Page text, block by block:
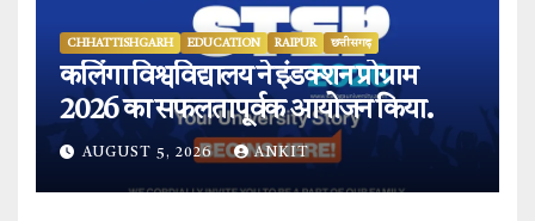
CHHATTISHGARH EDUCATION RAIPUR छत्तीसगढ़
कलिंगा विश्वविद्यालय ने इंडक्शन प्रोग्राम
2026 का सफलतापूर्वक आयोजन किया.
AUGUST 5, 2026 ANKIT